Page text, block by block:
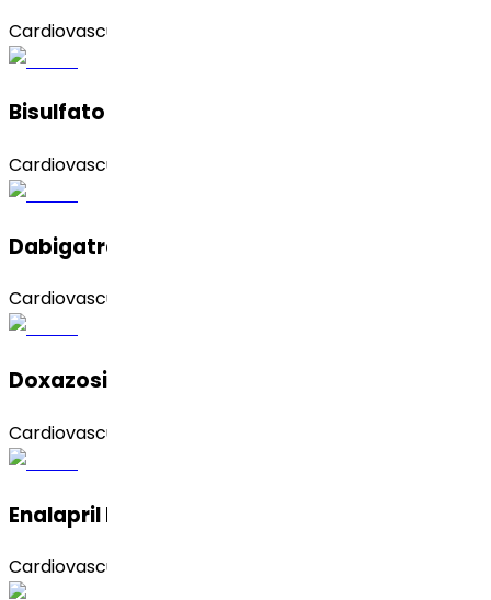
Cardiovascular
Bisulfato De Clopidogrel (forma 2)
Cardiovascular
Dabigatrán Etexilato Mesilato
Cardiovascular
Doxazosin Mesylate
Cardiovascular
Enalapril Maleate
Cardiovascular